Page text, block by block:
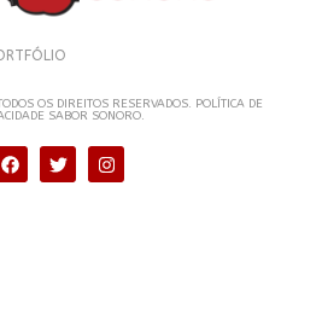
OS DIREITOS RESERVADOS. POLÍTICA DE
SABOR SONORO.